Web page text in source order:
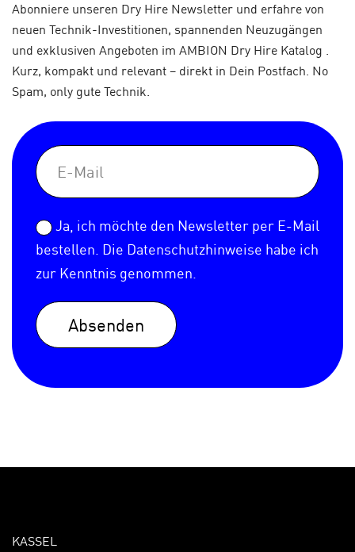
Abonniere unseren Dry Hire Newsletter und erfahre von
neuen Technik-Investitionen, spannenden Neuzugängen
und exklusiven Angeboten im AMBION Dry Hire Katalog .
Kurz, kompakt und relevant – direkt in Dein Postfach. No
Spam, only gute Technik.
Ja, ich möchte den Newsletter per E-Mail
bestellen. Die Datenschutzhinweise habe ich
zur Kenntnis genommen.
Absenden
KASSEL